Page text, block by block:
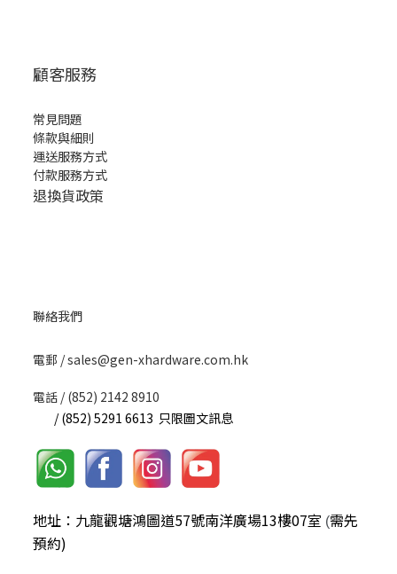
顧客服務
常見問題
條款與細則
運送服務方式
付款服務方式
退換貨政策
聯絡我們
​電郵 / sales@gen-xhardware.com.hk
電話 / (852) 2142 8910
/ (852) 5291 6613 只限圖文訊息
地址：九龍觀塘鴻圖道57號南洋廣場13樓07室 (需先
預約)